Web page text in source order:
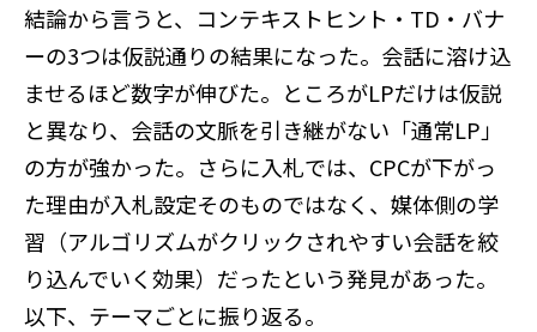
結論から言うと、コンテキストヒント・TD・バナ
ーの3つは仮説通りの結果になった。会話に溶け込
ませるほど数字が伸びた。ところがLPだけは仮説
と異なり、会話の文脈を引き継がない「通常LP」
の方が強かった。さらに入札では、CPCが下がっ
た理由が入札設定そのものではなく、媒体側の学
習（アルゴリズムがクリックされやすい会話を絞
り込んでいく効果）だったという発見があった。
以下、テーマごとに振り返る。